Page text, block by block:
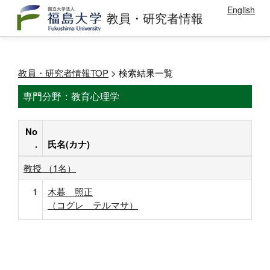
教員・研究者情報 English
教員・研究者情報TOP > 検索結果一覧
専門分野：教育心理学
No
.
氏名(カナ)
教授 （1名）
1
木暮 照正
（コグレ テルマサ）